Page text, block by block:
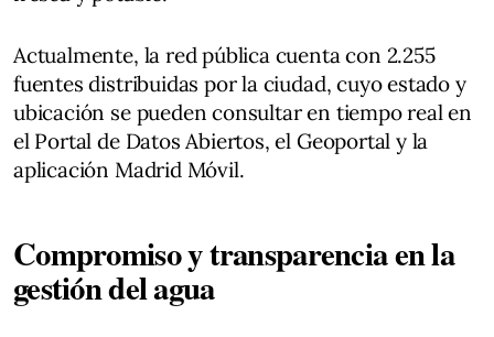
Actualmente, la red pública cuenta con 2.255
fuentes distribuidas por la ciudad, cuyo estado y
ubicación se pueden consultar en tiempo real en
el Portal de Datos Abiertos, el Geoportal y la
aplicación Madrid Móvil.
Compromiso y transparencia en la
gestión del agua